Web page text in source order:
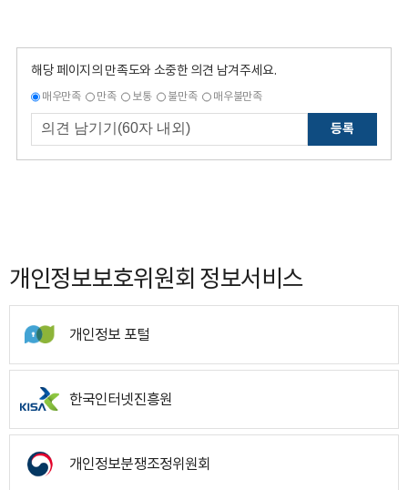
해당 페이지의 만족도와 소중한 의견 남겨주세요.
매우만족 만족 보통 불만족 매우불만족
등록
개인정보보호위원회 정보서비스
개인정보 포털
한국인터넷진흥원
개인정보분쟁조정위원회